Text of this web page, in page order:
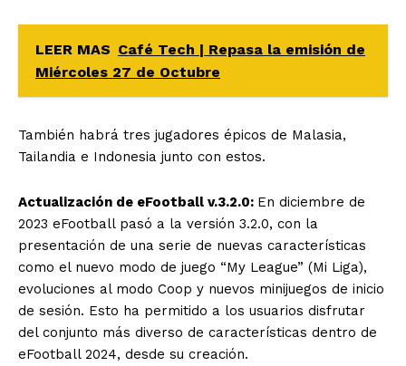
LEER MAS Café Tech | Repasa la emisión de
Miércoles 27 de Octubre
También habrá tres jugadores épicos de Malasia,
Tailandia e Indonesia junto con estos.
Actualización de eFootball v.3.2.0: En diciembre de
2023 eFootball pasó a la versión 3.2.0, con la
presentación de una serie de nuevas características
como el nuevo modo de juego “My League” (Mi Liga),
evoluciones al modo Coop y nuevos minijuegos de inicio
de sesión. Esto ha permitido a los usuarios disfrutar
del conjunto más diverso de características dentro de
eFootball 2024, desde su creación.